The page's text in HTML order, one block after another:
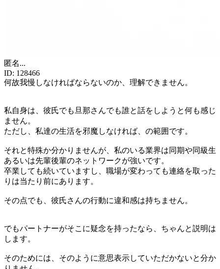
匿名...
ID: 128466
何故我慢しなければならないのか、理解できません。
私自身は、彼氏でも旦那さんでも誰と話をしようと何も感じ
ません。
ただし、私達の生活を邪魔しなければ、の範囲です。
それと特殊か分かりませんが、私のいる業界は同期や同級生
あるいは先輩後輩のネットワークが強いです。
卒業しても続いていますし、職場が変わっても連絡を取った
りは当たり前にあります。
その点でも、彼氏さんの行動に違和感は持ちません。
でもパートナーがそこに疑念を持ったなら、ちゃんと説明は
します。
そのためには、そのように意思表示していただかないと分か